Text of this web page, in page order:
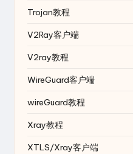
Trojan教程
V2Ray客户端
V2ray教程
WireGuard客户端
wireGuard教程
Xray教程
XTLS/Xray客户端